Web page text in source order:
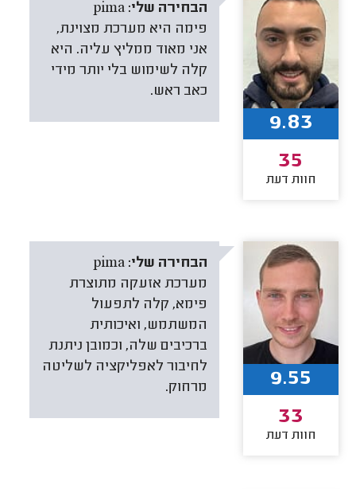
הבחירה שלי: pima
פימה היא מערכת מצוינת,
אני מאוד ממליץ עליה. היא
קלה לשימוש בלי יותר מידי
כאב ראש.
9.83
35
חוות דעת
הבחירה שלי: pima
מערכת אזעקה מתוצרת
פימא, קלה לתפעול
המשתמש, ואיכותית
ברכיבים שלה, וכמובן ניתנת
לחיבור לאפליקציה לשליטה
מרחוק.
9.55
33
חוות דעת